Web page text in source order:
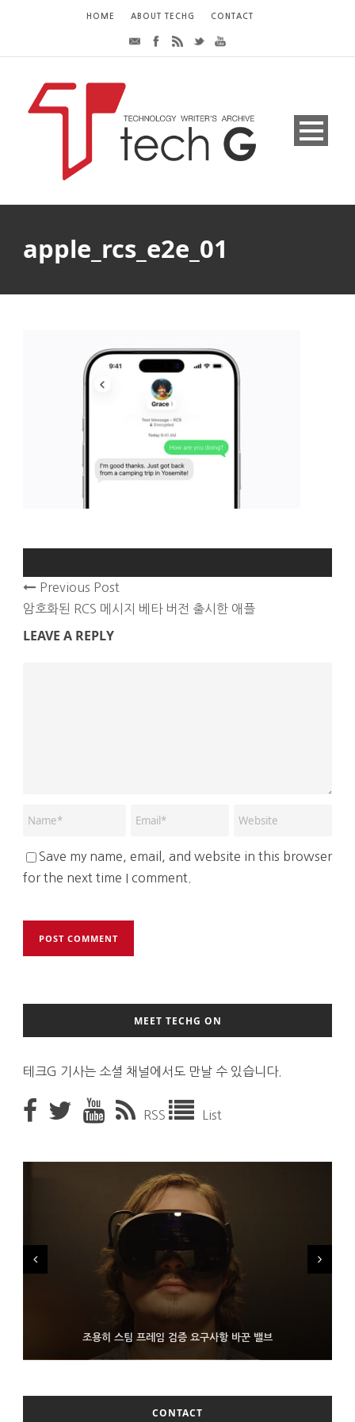
HOME ABOUT TECHG CONTACT
apple_rcs_e2e_01
Previous Post
암호화된 RCS 메시지 베타 버전 출시한 애플
LEAVE A REPLY
Save my name, email, and website in this browser
for the next time I comment.
MEET TECHG ON
테크G 기사는 소셜 채널에서도 만날 수 있습니다.
RSS List
조용히 스팀 프레임 검증 요구사항 바꾼 밸브
9월 4일부터 서비스 접는 안드로이드 장치용 구글 어시스턴트
보인 삼성전자
CONTACT